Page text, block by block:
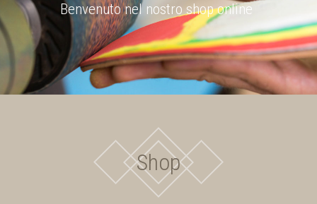
Benvenuto nel nostro shop online
Shop